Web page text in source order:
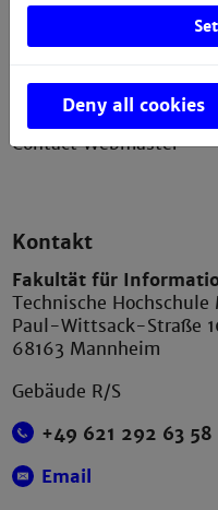
Erklärung zur
Bildnachweis
Contact Webmaster
Kontakt
Fakultät für
Technische Hochschule
Paul-Wittsack-Straße
68163 Mannheim
Gebäude R/S
+49 621 292 63 58
Email
Deny all cookies